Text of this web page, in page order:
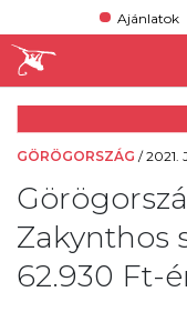
Ajánlatok
GÖRÖGORSZÁG /2021.
Zakynthos
62.930 Ft-